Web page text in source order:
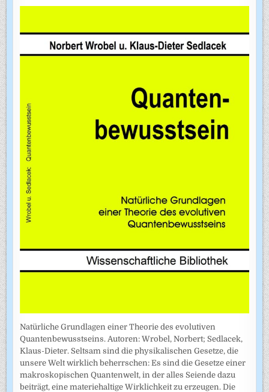
Natürliche Grundlagen einer Theorie des evolutiven
Quantenbewusstseins. Autoren: Wrobel, Norbert; Sedlacek,
Klaus-Dieter. Seltsam sind die physikalischen Gesetze, die
unsere Welt wirklich beherrschen: Es sind die Gesetze einer
makroskopischen Quantenwelt, in der alles Seiende dazu
beiträgt, eine materiehaltige Wirklichkeit zu erzeugen. Die